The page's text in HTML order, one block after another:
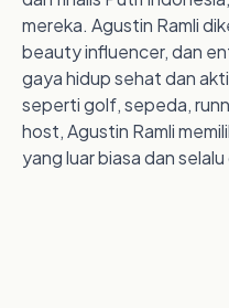
Karier
mereka. Agustin Ramli
beauty influencer, dan
gaya hidup sehat dan
seperti golf, sepeda,
host, Agustin Ramli
yang luar biasa dan